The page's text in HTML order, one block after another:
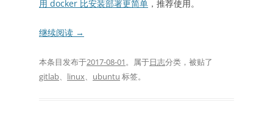
用 docker 比安装部署更简单 ，推荐使用。
继续阅读 →
本条目发布于2017-08-01。属于日志分类，被贴了
gitlab、 linux、 ubuntu 标签。